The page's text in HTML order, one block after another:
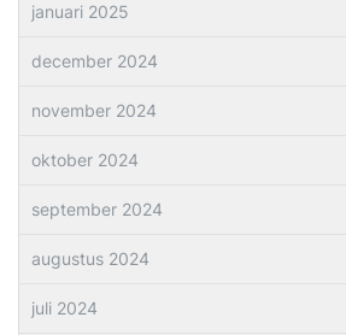
januari 2025
december 2024
november 2024
oktober 2024
september 2024
augustus 2024
juli 2024